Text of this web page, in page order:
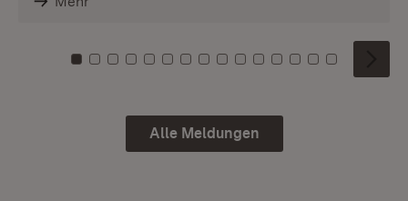
Zu Kachel: 0
Zu Kachel: 1
Zu Kachel: 2
Zu Kachel: 3
Zu Kachel: 4
Zu Kachel: 5
Zu Kachel: 6
Zu Kachel: 7
Zu Kachel: 8
Zu Kachel: 9
Zu Kachel: 10
Zu Kachel: 11
Zu Kachel: 12
Zu Kachel:
Zu
Alle Meldungen